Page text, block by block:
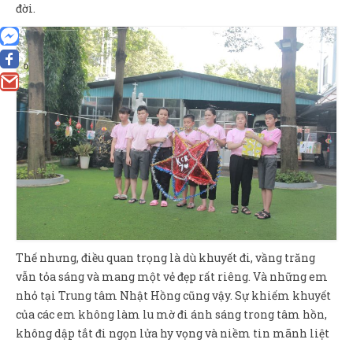
0
đời.
Thế nhưng, điều quan trọng là dù khuyết đi, vầng trăng
vẫn tỏa sáng và mang một vẻ đẹp rất riêng. Và những em
nhỏ tại Trung tâm Nhật Hồng cũng vậy. Sự khiếm khuyết
của các em không làm lu mờ đi ánh sáng trong tâm hồn,
không dập tắt đi ngọn lửa hy vọng và niềm tin mãnh liệt